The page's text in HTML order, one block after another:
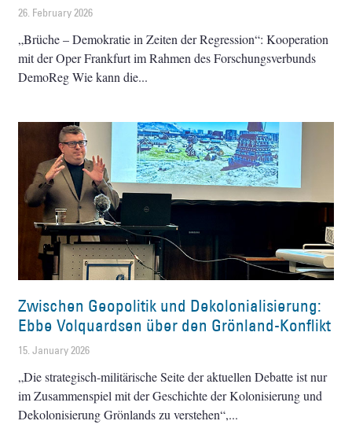
26. February 2026
„Brüche – Demokratie in Zeiten der Regression“: Kooperation
mit der Oper Frankfurt im Rahmen des Forschungsverbunds
DemoReg Wie kann die
Zwischen Geopolitik und Dekolonialisierung:
Ebbe Volquardsen über den Grönland-Konflikt
15. January 2026
„Die strategisch-militärische Seite der aktuellen Debatte ist nur
im Zusammenspiel mit der Geschichte der Kolonisierung und
Dekolonisierung Grönlands zu verstehen“,